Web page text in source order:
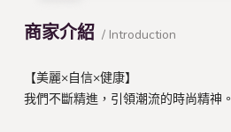
商家介紹 / Introduction
【美麗×自信×健康】
我們不斷精進，引領潮流的時尚精神。